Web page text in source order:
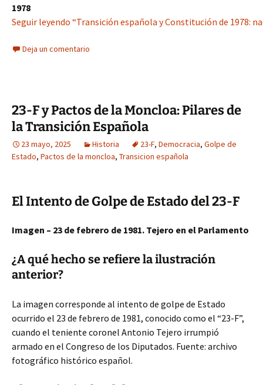
1978
Seguir leyendo “Transición española y Constitución de 1978:
Deja un comentario
23-F y Pactos de la Moncloa: Pilares de
la Transición Española
23 mayo, 2025 Historia 23-F, Democracia, Golpe de
Estado, Pactos de la moncloa, Transicion española
El Intento de Golpe de Estado del 23-F
Imagen – 23 de febrero de 1981. Tejero en el Parlamento
¿A qué hecho se refiere la ilustración
anterior?
La imagen corresponde al intento de golpe de Estado
ocurrido el 23 de febrero de 1981, conocido como el “23-F”,
cuando el teniente coronel Antonio Tejero irrumpió
armado en el Congreso de los Diputados. Fuente: archivo
fotográfico histórico español.